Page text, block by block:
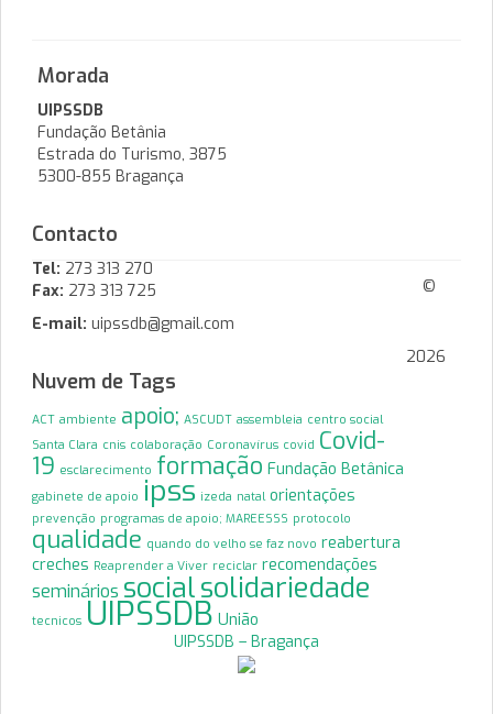
Morada
UIPSSDB
Fundação Betânia
Estrada do Turismo, 3875
5300-855 Bragança
Contacto
Tel: 273 313 270
Fax: 273 313 725
E-mail: uipssdb@gmail.com
Nuvem de Tags
ACT ambiente apoio; ASCUDT assembleia centro social
Santa Clara cnis colaboração Coronavírus covid Covid-
19 esclarecimento formação Fundação Betânica
gabinete de apoio ipss izeda natal orientações
prevenção programas de apoio; MAREESSS protocolo
qualidade quando do velho se faz novo reabertura
creches Reaprender a Viver reciclar recomendações
seminários socialsolidariedade
tecnicos UIPSSDB União
©
2026
UIPSSDB – Bragança